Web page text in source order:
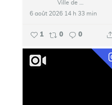
6 août 2026 14 h 33 min
1 0 0